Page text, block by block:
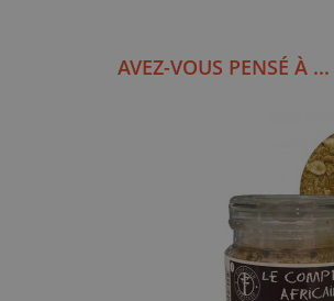
AVEZ-VOUS PENSÉ À ...